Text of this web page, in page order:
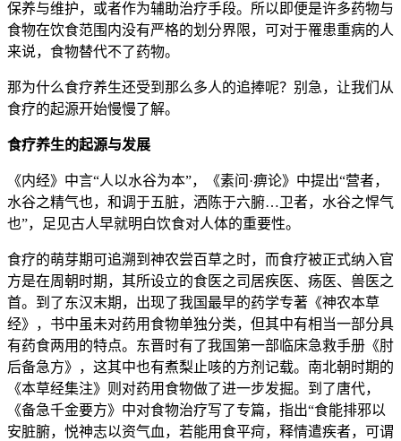
保养与维护，或者作为辅助治疗手段。所以即便是许多药物与
食物在饮食范围内没有严格的划分界限，可对于罹患重病的人
来说，食物替代不了药物。
那为什么食疗养生还受到那么多人的追捧呢？别急，让我们从
食疗的起源开始慢慢了解。
食疗养生的起源与发展
《内经》中言“人以水谷为本”，《素问·痹论》中提出“营者，
水谷之精气也，和调于五脏，洒陈于六腑…卫者，水谷之悍气
也”，足见古人早就明白饮食对人体的重要性。
食疗的萌芽期可追溯到神农尝百草之时，而食疗被正式纳入官
方是在周朝时期，其所设立的食医之司居疾医、疡医、兽医之
首。到了东汉末期，出现了我国最早的药学专著《神农本草
经》，书中虽未对药用食物单独分类，但其中有相当一部分具
有药食两用的特点。东晋时有了我国第一部临床急救手册《肘
后备急方》，这其中也有煮梨止咳的方剂记载。南北朝时期的
《本草经集注》则对药用食物做了进一步发掘。到了唐代，
《备急千金要方》中对食物治疗写了专篇，指出“食能排邪以
安脏腑，悦神志以资气血，若能用食平疴，释情遣疾者，可谓